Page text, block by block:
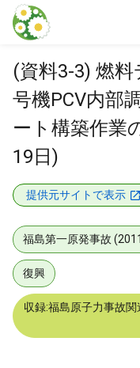
本文に飛ぶ
(資料3-3) 燃
号機PCV内部
ート構築作業
19日)
提供元サイトで表示
福島第一原発事故
復興
収録:福島原子力事故